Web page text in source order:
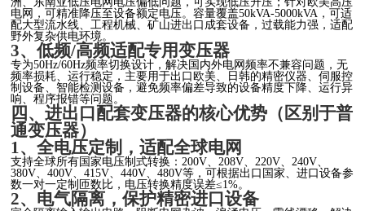
电网，可精准降压至设备额定电压。容量覆盖50kVA-5000kVA，可适
配大型流水线、工程机械、矿山进出口成套设备，过载能力强，适配
野外复杂供电环境。
3、低频/高频适配专用变压器
专为50Hz/60Hz频率切换设计，解决国内外电网频率不兼容问题，无
频率损耗、运行稳定，主要用于出口欧美、日韩的精密仪器、伺服控
制设备、智能检测设备，避免频率偏差导致的设备精度下降、运行异
响、程序报错等问题。
四、进出口配套变压器的核心优势（区别于普
通变压器）
1、全电压定制，适配全球电网
支持全球所有国家电压制式转换：200V、208V、220V、240V、
380V、400V、415V、440V、480V等，可根据出口国家、进口设备参
数一对一定制匝数比，电压转换精度误差≤1%。
2、电气隔离，保护精密进口设备